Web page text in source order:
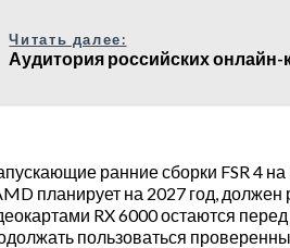
Читать далее:
Аудитория российских
ранние сборки FSR 4
планирует на 2027 год,
RX 6000 остаются
пользоваться